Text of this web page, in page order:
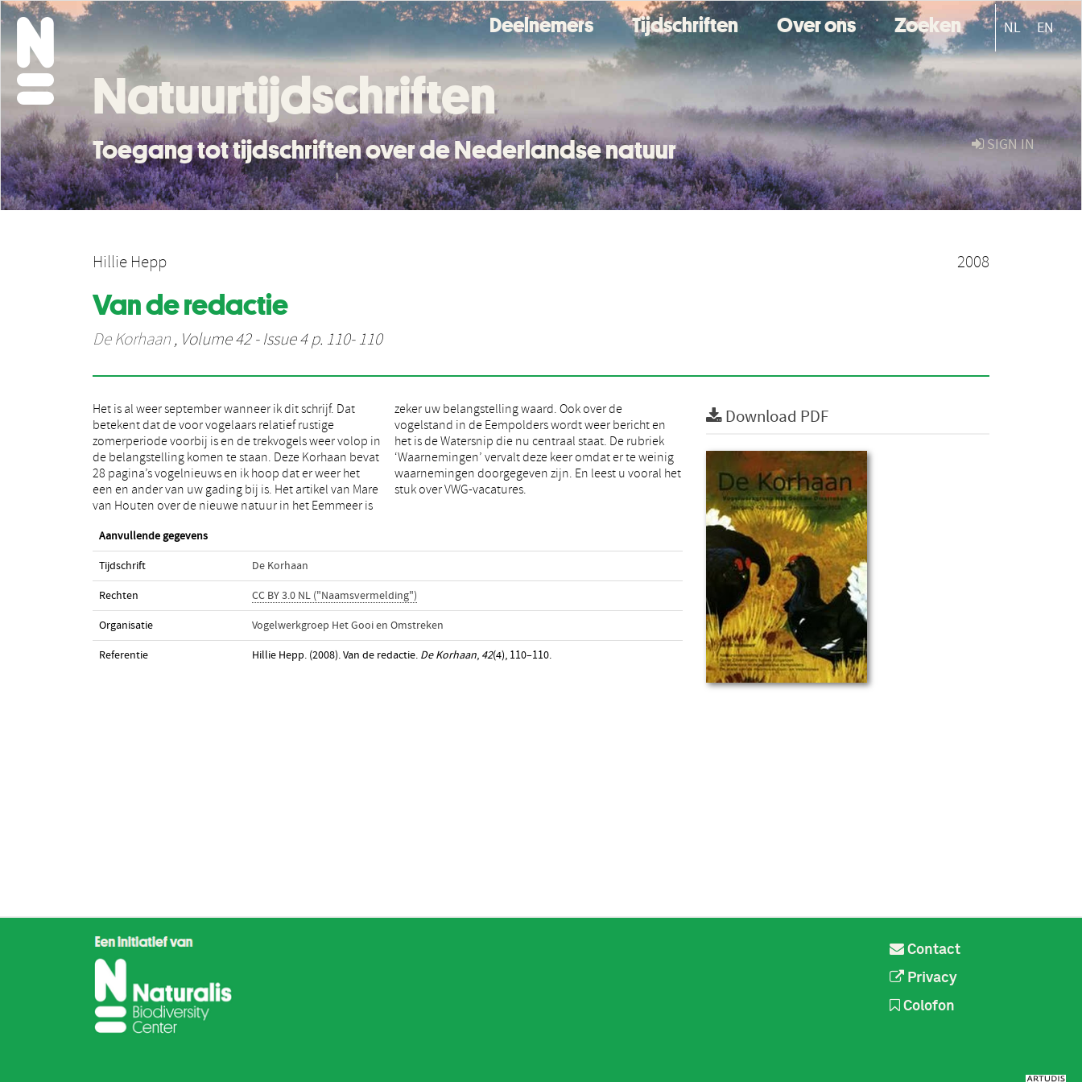
Deelnemers Tijdschriften Over ons Zoeken NL EN
SIGN IN
Natuurtijdschriften
Toegang tot tijdschriften over de Nederlandse natuur
Hillie Hepp 2008
Van de redactie
De Korhaan, Volume 42 - Issue 4 p. 110- 110
Het is al weer september wanneer ik dit schrijf. Dat
betekent dat de voor vogelaars relatief rustige
zomerperiode voorbij is en de trekvogels weer volop in
de belangstelling komen te staan. Deze Korhaan bevat
28 pagina’s vogelnieuws en ik hoop dat er weer het
een en ander van uw gading bij is. Het artikel van Mare
van Houten over de nieuwe natuur in het Eemmeer is
zeker uw belangstelling waard. Ook over de
vogelstand in de Eempolders wordt weer bericht en
het is de Watersnip die nu centraal staat. De rubriek
‘Waarnemingen’ vervalt deze keer omdat er te weinig
waarnemingen doorgegeven zijn. En leest u vooral het
stuk over VWG-vacatures.
Aanvullende gegevens
Tijdschrift De Korhaan
Rechten CC BY 3.0 NL ("Naamsvermelding")
Organisatie Vogelwerkgroep Het Gooi en Omstreken
Referentie Hillie Hepp. (2008). Van de redactie. De Korhaan, 42(4), 110–110.
Download PDF
Contact
Privacy
Colofon